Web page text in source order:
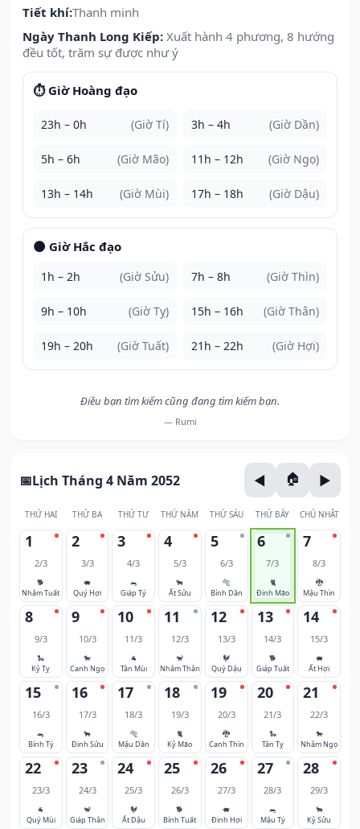
Tiết khí:Thanh minh
Ngày Thanh Long Kiếp: Xuất hành 4 phương, 8 hướng
đều tốt, trăm sự được như ý
⏱️ Giờ Hoàng đạo
23h – 0h (Giờ Tí) 3h – 4h (Giờ Dần)
5h – 6h (Giờ Mão) 11h – 12h (Giờ Ngọ)
13h – 14h (Giờ Mùi) 17h – 18h (Giờ Dậu)
🌑 Giờ Hắc đạo
1h – 2h (Giờ Sửu) 7h – 8h (Giờ Thìn)
9h – 10h (Giờ Tỵ) 15h – 16h (Giờ Thân)
19h – 20h (Giờ Tuất) 21h – 22h (Giờ Hợi)
Điều bạn tìm kiếm cũng đang tìm kiếm bạn.
— Rumi
Lịch Tháng 4 Năm 2052
THỨ HAI THỨ BA THỨ TƯ THỨ NĂM THỨ SÁU THỨ BẢY CHỦ NHẬT
1
2/3
🐕
Nhâm Tuất
2
3/3
🐖
Quý Hợi
3
4/3
🐀
Giáp Tý
4
5/3
🐂
Ất Sửu
5
6/3
🐅
Bính Dần
6
7/3
🐈
Đinh Mão
7
8/3
🐉
Mậu Thìn
8
9/3
🐍
Kỷ Tỵ
9
10/3
🐎
Canh Ngọ
10
11/3
🐐
Tân Mùi
11
12/3
🐒
Nhâm Thân
12
13/3
🐓
Quý Dậu
13
14/3
🐕
Giáp Tuất
14
15/3
🐖
Ất Hợi
15
16/3
🐀
Bính Tý
16
17/3
🐂
Đinh Sửu
17
18/3
🐅
Mậu Dần
18
19/3
🐈
Kỷ Mão
19
20/3
🐉
Canh Thìn
20
21/3
🐍
Tân Tỵ
21
22/3
🐎
Nhâm Ngọ
22
23/3
🐐
Quý Mùi
23
24/3
🐒
Giáp Thân
24
25/3
🐓
Ất Dậu
25
26/3
🐕
Bính Tuất
26
27/3
🐖
Đinh Hợi
27
28/3
🐀
Mậu Tý
28
29/3
🐂
Kỷ Sửu